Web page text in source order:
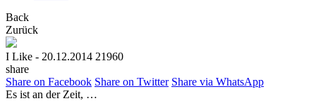
Back
Zurück
I Like - 20.12.2014 21960
share
Share on Facebook Share on Twitter Share via WhatsApp
Es ist an der Zeit, …